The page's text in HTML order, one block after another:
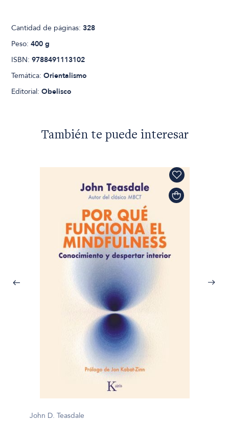
Cantidad de páginas:328
Peso:400 g
ISBN:9788491113102
Temática:Orientalismo
Editorial:Obelisco
También te puede interesar
John D. Teasdale